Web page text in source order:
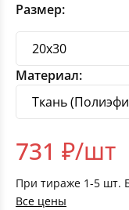
Размер:
Материал:
731 ₽/шт
При тираже 1-5 шт.
Все цены